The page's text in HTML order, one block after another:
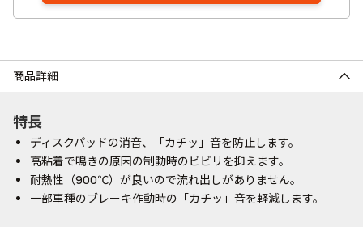
商品詳細
特長
ディスクパッドの消音、「カチッ」音を防止します。
高粘着で鳴きの原因の制動時のビビリを抑えます。
耐熱性（900℃）が良いので流れ出しがありません。
一部車種のブレーキ作動時の「カチッ」音を軽減します。